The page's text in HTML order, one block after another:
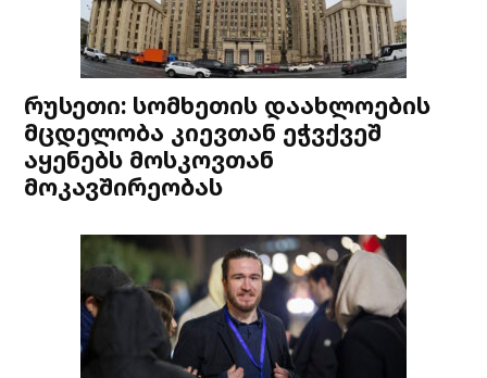
რუსეთი: სომხეთის დაახლოების
მცდელობა კიევთან ეჭვქვეშ
აყენებს მოსკოვთან
მოკავშირეობას